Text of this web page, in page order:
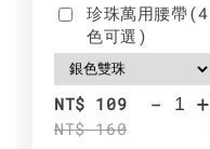
珍珠萬用腰帶(4
色可選)
NT$ 109
NT$ 160
- +